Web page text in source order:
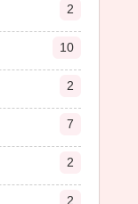
2
10
2
7
2
2